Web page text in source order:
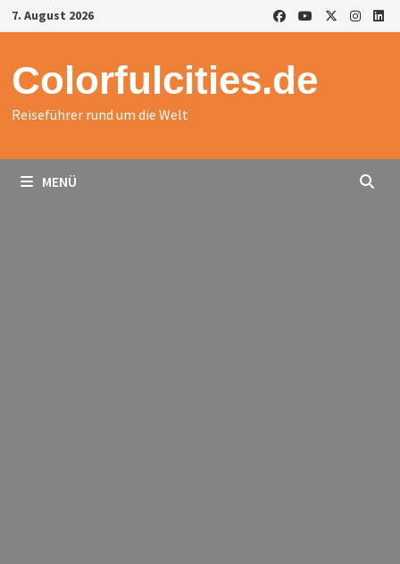
Zurück
zum
7. August 2026
Colorfulcities.de
Reiseführer rund um die Welt
MENÜ